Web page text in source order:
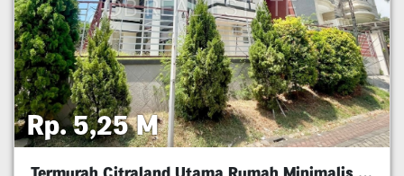
Rp. 5,25 M